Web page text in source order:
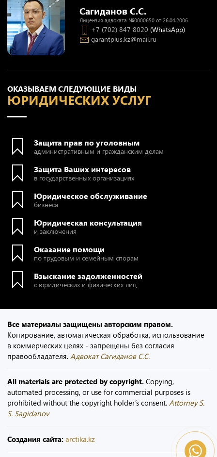
ОКАЗЫВАЕМ СЛЕДУЮЩИЕ ВИДЫ
ЮРИДИЧЕСКИХ УСЛУГ
Защита прав по уголовным
административным и гражданским делам
Защита Ваших интересов
в государственных организациях
Юридическое обслуживание
бизнеса
Юридическая консультация
и заключения
Оказание помощи
по трудовым и семейным спорам
Взыскание задолженностей
с юридических и физических лиц
Сагиданов С.С.
Лицензия адвоката №0000650 от 26.04.2006
+7 (702) 847 8020 (WhatsApp)
garantplus.kz@mail.ru
Все материалы защищены авторским правом.
Копирование, автоматическая обработка, использование
в коммерческих целях - запрещены без согласия
правообладателя. Адвокат Сагиданов С.С.
All materials are protected by copyright. Copying,
automated processing, or use for commercial purposes is
prohibited without the copyright holder’s consent. Attorney S.
S. Sagidanov
Создания сайта: arctika.kz